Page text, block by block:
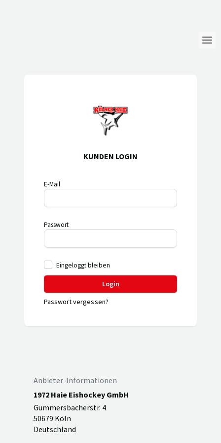
KUNDEN LOGIN
E-Mail
Passwort
Eingeloggt bleiben
Login
Passwort vergessen?
Anbieter-Informationen
1972 Haie Eishockey GmbH
Gummersbacherstr. 4
50679 Köln
Deutschland